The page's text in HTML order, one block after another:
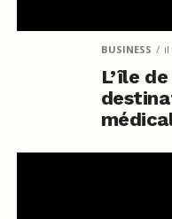
BUSINESS il
L’île